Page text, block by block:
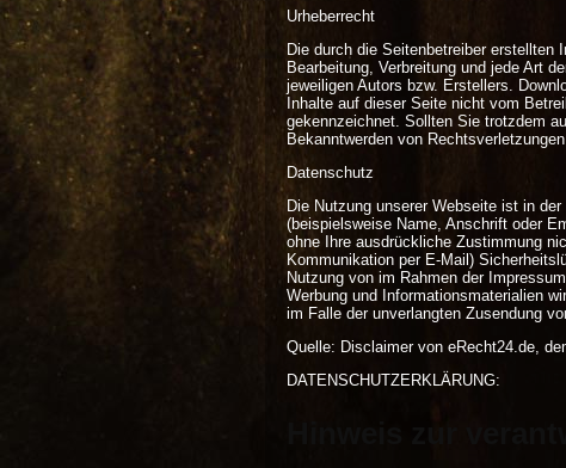
Urheberrecht
Die durch die Seitenbetreiber erstellten
Bearbeitung, Verbreitung und jede Art
jeweiligen Autors bzw. Erstellers.
Inhalte auf dieser Seite nicht vom
gekennzeichnet. Sollten Sie trotzdem
Bekanntwerden von
Datenschutz
Die Nutzung unserer Webseite ist in
(beispielsweise Name, Anschrift oder
ohne Ihre ausdrückliche Zustimmung
Kommunikation per E-Mail)
Nutzung von im Rahmen der
Werbung und Informationsmaterialien
im Falle der unverlangten Zusendung
Quelle: Disclaimer von eRecht24.de,
DATENSCHUTZERKLÄRUNG: